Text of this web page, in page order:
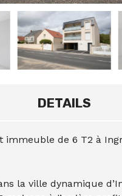
DETAILS
immeuble de 6 T2 à
la ville dynamique